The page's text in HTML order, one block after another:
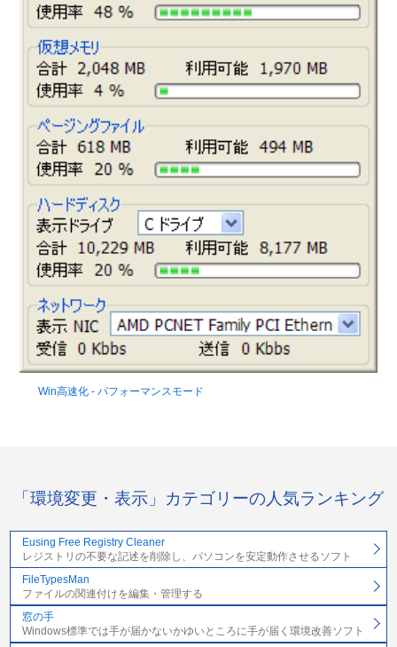
Win高速化 - パフォーマンスモード
「環境変更・表示」カテゴリーの人気ランキング
Eusing Free Registry Cleaner
レジストリの不要な記述を削除し、パソコンを安定動作させるソフト
FileTypesMan
ファイルの関連付けを編集・管理する
窓の手
Windows標準では手が届かないかゆいところに手が届く環境改善ソフト